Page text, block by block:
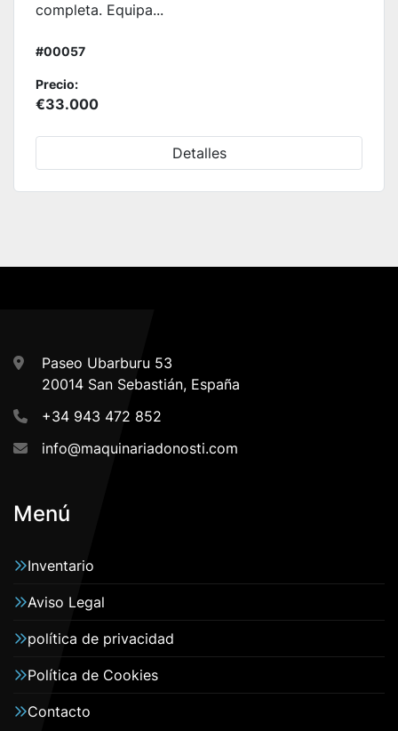
completa. Equipa...
#00057
Precio:
€33.000
Detalles
Paseo Ubarburu 53
20014 San Sebastián, España
+34 943 472 852
info@maquinariadonosti.com
Menú
Inventario
Aviso Legal
política de privacidad
Política de Cookies
Contacto